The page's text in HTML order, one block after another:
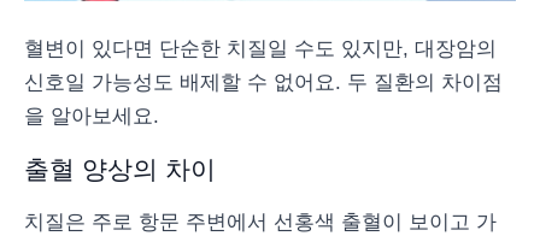
혈변이 있다면 단순한 치질일 수도 있지만, 대장암의
신호일 가능성도 배제할 수 없어요. 두 질환의 차이점
을 알아보세요.
출혈 양상의 차이
치질은 주로 항문 주변에서 선홍색 출혈이 보이고 가